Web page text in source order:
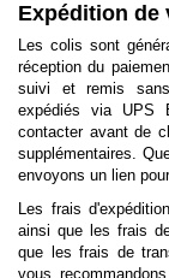
Expédition de
Les colis sont
réception du
suivi et remis
expédiés via UPS
contacter avant de
supplémentaires.
envoyons un lien
Les frais
ainsi que les frais
que les frais de
vous